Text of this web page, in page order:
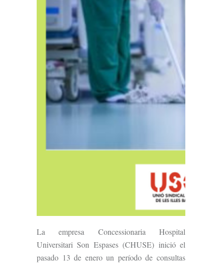
La empresa Concessionaria Hospital
Universitari Son Espases (CHUSE) inició el
pasado 13 de enero un período de consultas